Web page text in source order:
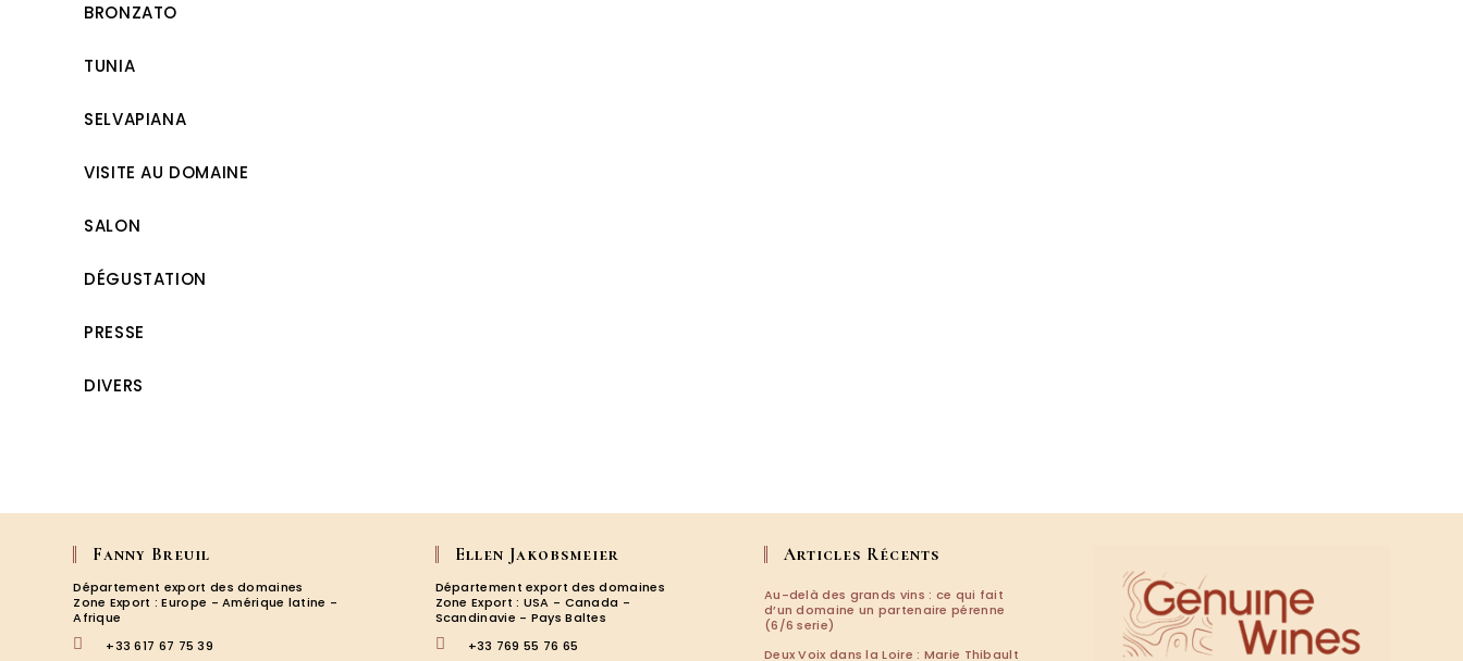
BRONZATO
TUNIA
SELVAPIANA
VISITE AU DOMAINE
SALON
DÉGUSTATION
PRESSE
DIVERS
Fanny Breuil
Département export des domaines
Zone Export : Europe - Amérique latine -
Afrique
+33 617 67 75 39
Ellen Jakobsmeier
Département export des domaines
Zone Export : USA - Canada -
Scandinavie - Pays Baltes
+33 769 55 76 65
Articles Récents
Au-delà des grands vins : ce qui fait
d’un domaine un partenaire pérenne
(6/6 serie)
Deux Voix dans la Loire : Marie Thibault